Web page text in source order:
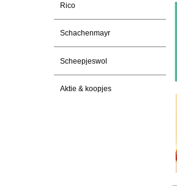
Rico
Schachenmayr
Scheepjeswol
Aktie & koopjes